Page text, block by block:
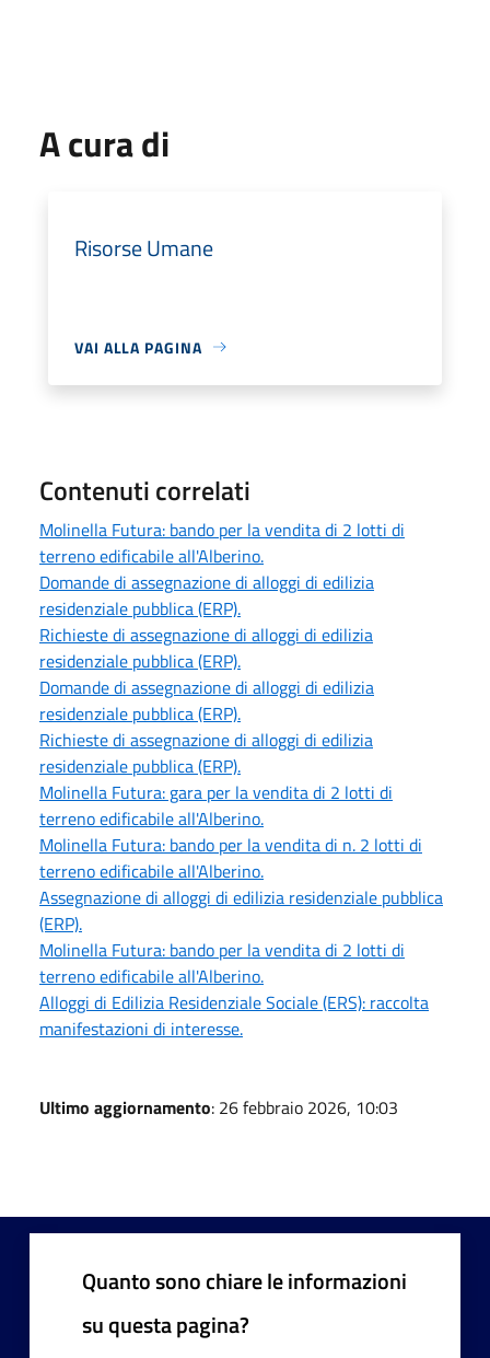
A cura di
Risorse Umane
VAI ALLA PAGINA
Contenuti correlati
Molinella Futura: bando per la vendita di 2 lotti di
terreno edificabile all'Alberino.
Domande di assegnazione di alloggi di edilizia
residenziale pubblica (ERP).
Richieste di assegnazione di alloggi di edilizia
residenziale pubblica (ERP).
Domande di assegnazione di alloggi di edilizia
residenziale pubblica (ERP).
Richieste di assegnazione di alloggi di edilizia
residenziale pubblica (ERP).
Molinella Futura: gara per la vendita di 2 lotti di
terreno edificabile all'Alberino.
Molinella Futura: bando per la vendita di n. 2 lotti di
terreno edificabile all'Alberino.
Assegnazione di alloggi di edilizia residenziale pubblica
(ERP).
Molinella Futura: bando per la vendita di 2 lotti di
terreno edificabile all'Alberino.
Alloggi di Edilizia Residenziale Sociale (ERS): raccolta
manifestazioni di interesse.
Ultimo aggiornamento: 26 febbraio 2026, 10:03
Quanto sono chiare le informazioni
su questa pagina?